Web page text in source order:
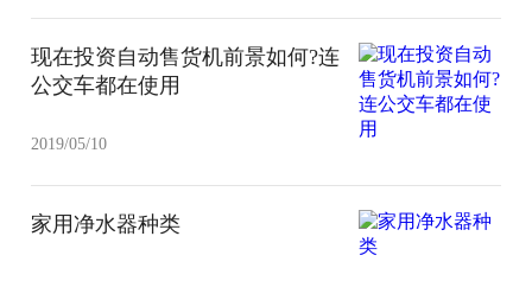
现在投资自动售货机前景如何?连
公交车都在使用
2019/05/10
家用净水器种类